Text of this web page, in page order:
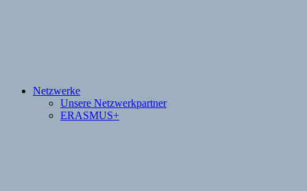
Netzwerke
Unsere Netzwerkpartner
ERASMUS+